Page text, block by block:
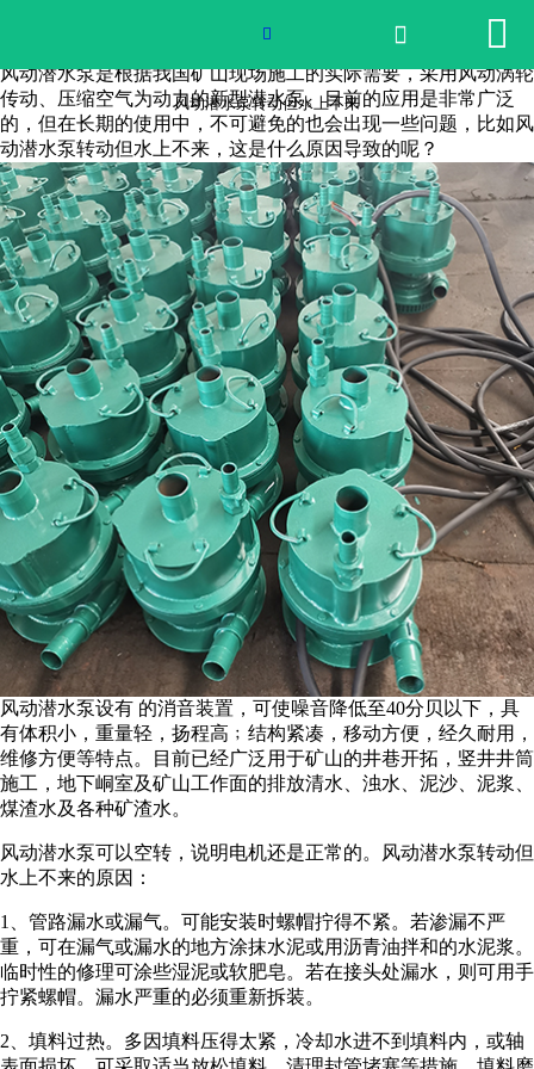
网站首页
2026世界杯官网
产品中心
荣誉资质
公司实景
公司动态
产品服务
联系我们

风动潜水泵转动但水上不来
 
风动潜水泵转动但水上不来
风动潜水泵是根据我国矿山现场施工的实际需要，采用风动涡轮
传动、压缩空气为动力的新型潜水泵。目前的应用是非常广泛
的，但在长期的使用中，不可避免的也会出现一些问题，比如风
动潜水泵转动但水上不来，这是什么原因导致的呢？
风动潜水泵设有 的消音装置，可使噪音降低至40分贝以下，具
有体积小，重量轻，扬程高﹔结构紧凑，移动方便，经久耐用，
维修方便等特点。目前已经广泛用于矿山的井巷开拓，竖井井筒
施工，地下峒室及矿山工作面的排放清水、浊水、泥沙、泥浆、
煤渣水及各种矿渣水。
风动潜水泵可以空转，说明电机还是正常的。风动潜水泵转动但
水上不来的原因：
1、管路漏水或漏气。可能安装时螺帽拧得不紧。若渗漏不严
重，可在漏气或漏水的地方涂抹水泥或用沥青油拌和的水泥浆。
临时性的修理可涂些湿泥或软肥皂。若在接头处漏水，则可用手
拧紧螺帽。漏水严重的必须重新拆装。
2、填料过热。多因填料压得太紧，冷却水进不到填料内，或轴